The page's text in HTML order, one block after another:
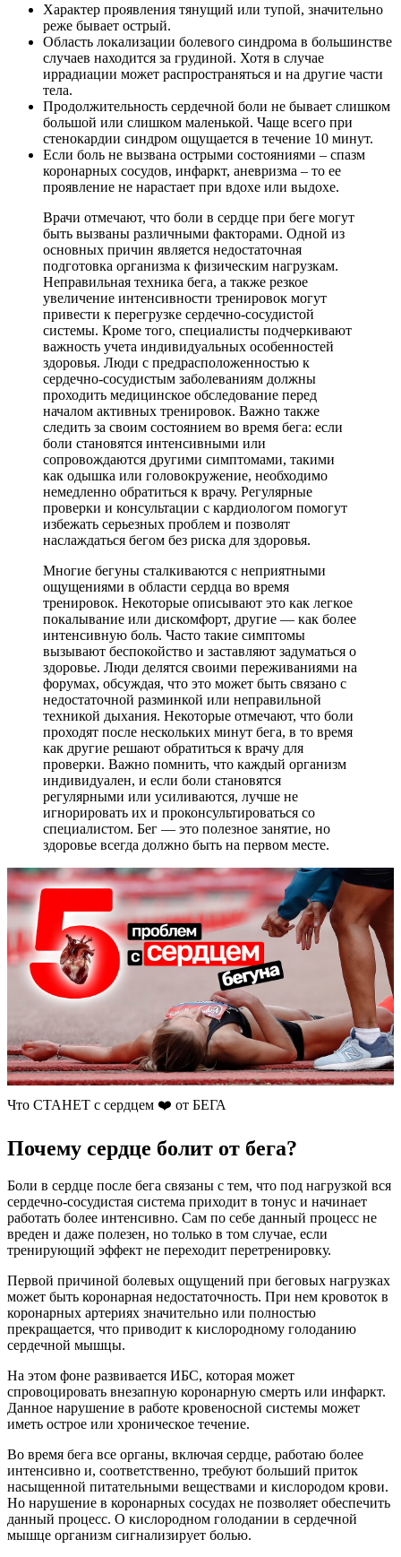
Характер проявления тянущий или тупой, значительно
реже бывает острый.
Область локализации болевого синдрома в большинстве
случаев находится за грудиной. Хотя в случае
иррадиации может распространяться и на другие части
тела.
Продолжительность сердечной боли не бывает слишком
большой или слишком маленькой. Чаще всего при
стенокардии синдром ощущается в течение 10 минут.
Если боль не вызвана острыми состояниями – спазм
коронарных сосудов, инфаркт, аневризма – то ее
проявление не нарастает при вдохе или выдохе.
Врачи отмечают, что боли в сердце при беге могут
быть вызваны различными факторами. Одной из
основных причин является недостаточная
подготовка организма к физическим нагрузкам.
Неправильная техника бега, а также резкое
увеличение интенсивности тренировок могут
привести к перегрузке сердечно-сосудистой
системы. Кроме того, специалисты подчеркивают
важность учета индивидуальных особенностей
здоровья. Люди с предрасположенностью к
сердечно-сосудистым заболеваниям должны
проходить медицинское обследование перед
началом активных тренировок. Важно также
следить за своим состоянием во время бега: если
боли становятся интенсивными или
сопровождаются другими симптомами, такими
как одышка или головокружение, необходимо
немедленно обратиться к врачу. Регулярные
проверки и консультации с кардиологом помогут
избежать серьезных проблем и позволят
наслаждаться бегом без риска для здоровья.
Многие бегуны сталкиваются с неприятными
ощущениями в области сердца во время
тренировок. Некоторые описывают это как легкое
покалывание или дискомфорт, другие — как более
интенсивную боль. Часто такие симптомы
вызывают беспокойство и заставляют задуматься о
здоровье. Люди делятся своими переживаниями на
форумах, обсуждая, что это может быть связано с
недостаточной разминкой или неправильной
техникой дыхания. Некоторые отмечают, что боли
проходят после нескольких минут бега, в то время
как другие решают обратиться к врачу для
проверки. Важно помнить, что каждый организм
индивидуален, и если боли становятся
регулярными или усиливаются, лучше не
игнорировать их и проконсультироваться со
специалистом. Бег — это полезное занятие, но
здоровье всегда должно быть на первом месте.
Что СТАНЕТ с сердцем ❤️ от БЕГА
Почему сердце болит от бега?
Боли в сердце после бега связаны с тем, что под нагрузкой вся
сердечно-сосудистая система приходит в тонус и начинает
работать более интенсивно. Сам по себе данный процесс не
вреден и даже полезен, но только в том случае, если
тренирующий эффект не переходит перетренировку.
Первой причиной болевых ощущений при беговых нагрузках
может быть коронарная недостаточность. При нем кровоток в
коронарных артериях значительно или полностью
прекращается, что приводит к кислородному голоданию
сердечной мышцы.
На этом фоне развивается ИБС, которая может
спровоцировать внезапную коронарную смерть или инфаркт.
Данное нарушение в работе кровеносной системы может
иметь острое или хроническое течение.
Во время бега все органы, включая сердце, работаю более
интенсивно и, соответственно, требуют больший приток
насыщенной питательными веществами и кислородом крови.
Но нарушение в коронарных сосудах не позволяет обеспечить
данный процесс. О кислородном голодании в сердечной
мышце организм сигнализирует болью.